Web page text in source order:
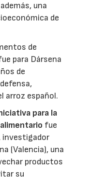
una
de
de
para Dársena
de
arroz español.
para la
fue
investigador
(Valencia), una
productos
su